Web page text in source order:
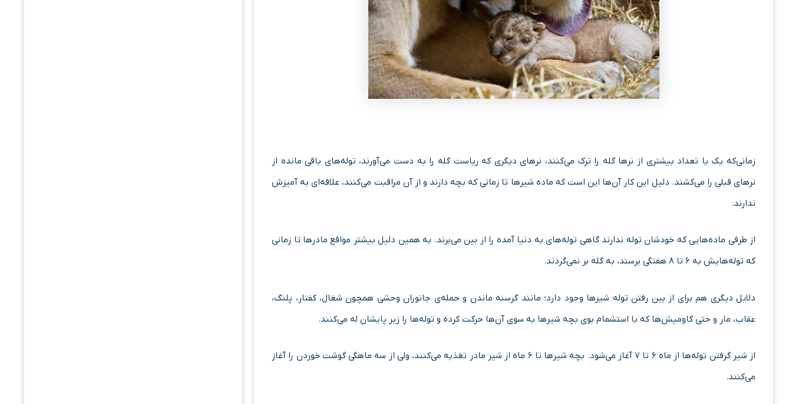
زمانی‌که یک یا تعداد بیشتری از نرها گله را ترک می­‌کنند، نرهای دیگری که ریاست گله را به دست می‌­آورند، توله‌­های باقی مانده از
نرهای قبلی را می‌کشند. دلیل این کار آن‌­ها این است که ماده شیرها تا زمانی که بچه دارند و از آن مراقبت می­‌کنند، علاقه­‌ای به آمیزش
ندارند.
از طرفی ماده‌­هایی که خودشان توله ندارند گاهی توله­‌های به دنیا آمده را از بین می‌­برند. به همین دلیل بیشتر مواقع مادرها تا زمانی‌
که توله­‌هایش به ۶ تا ۸ هفتگی برسند، به گله بر نمی­‌گردند.
دلایل دیگری هم برای از بین رفتن توله شیرها وجود دارد؛ مانند گرسنه ماندن و حمله­‌ی جانوران وحشی همچون شغال، کفتار، پلنگ،
عقاب، مار و حتی گاو­میش‌­ها که با استشمام بوی بچه شیرها به سوی آن­‌ها حرکت کرده و توله‌­ها را زیر پایشان له می­‌کنند.
از شیر گرفتن توله­‌ها از ماه ۶ تا ۷ آغاز می­‌شود. بچه شیرها تا ۶ ماه از شیر مادر تغذیه می‌­کنند، ولی از سه ماهگی گوشت خوردن را آغاز
می‌­کنند.